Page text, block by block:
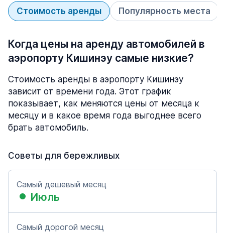
Стоимость аренды Популярность места
Когда цены на аренду автомобилей в
аэропорту Кишинэу самые низкие?
Стоимость аренды в аэропорту Кишинэу
зависит от времени года. Этот график
показывает, как меняются цены от месяца к
месяцу и в какое время года выгоднее всего
брать автомобиль.
Советы для бережливых
Самый дешевый месяц
Июль
Самый дорогой месяц